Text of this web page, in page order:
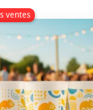
ventes